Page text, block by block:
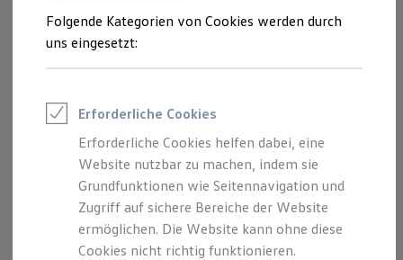
Kühlfahrzeuge
Feuerwehr
ONE Business ID Vorteile
Fahrzeuge online kaufen
Digitaler Marktplatz
Kauf & Finanzierung
Online-Fahrzeugbewertung
Aktionen & Angebote
E-Auto-Förderung
Für Privatkunden
Für Gewerbekunden
Profi Paket
Folgende Kategorien von Cookies werden durch
uns eingesetzt:
Erforderliche Cookies
Erforderliche Cookies helfen dabei, eine
Website nutzbar zu machen, indem sie
Grundfunktionen wie Seitennavigation und
Zugriff auf sichere Bereiche der Website
ermöglichen. Die Website kann ohne diese
Cookies nicht richtig funktionieren.